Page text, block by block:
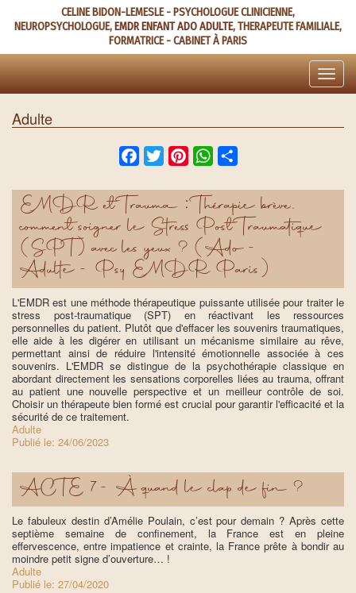
contenu
CELINE BIDON-LEMESLE - PSYCHOLOGUE CLINICIENNE,
NEUROPSYCHOLOGUE,EMDR ENFANT ADO ADULTE, THERAPEUTE FAMILIALE,
FORMATRICE - CABINET À PARIS
Toggle
Adulte
Facebook
TwitterPinterestWhatsApp
Share
EMDR et Trauma : Thérapie brève,
comment soigner le Stress Post Traumatique
(SPT) avec les yeux ? (Ado -
Adulte - Psy EMDR Paris)
L'EMDR est une méthode thérapeutique puissante utilisée pour traiter le
stress post-traumatique (SPT) en réactivant les ressources
personnelles du patient. Plutôt que d'effacer les souvenirs traumatiques,
elle aide à les digérer en utilisant un mécanisme similaire au rêve,
permettant ainsi de réduire l'intensité émotionnelle associée à ces
souvenirs. L'EMDR se distingue de la psychothérapie classique en
abordant directement les sensations corporelles liées au trauma, offrant
au patient une nouvelle perspective et un meilleur contrôle de soi.
Choisir un thérapeute bien formé est crucial pour garantir l'efficacité et la
sécurité de ce traitement.
Adulte
Publié le: 24/06/2023
ACTE 7 - À quand le clap de fin ?
Le fabuleux destin d’Amélie Poulain, c’est pour demain ? Après cette
septième semaine de confinement, la France est en pleine
effervescence, entre impatience et crainte, la France prête à bondir au
moindre petit signe d’ouverture… !
Adulte
Publié le: 27/04/2020